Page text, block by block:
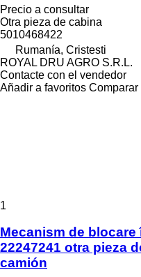
Precio a consultar
Otra pieza de cabina
5010468422
Rumanía, Cristesti
ROYAL DRU AGRO S.R.L.
Contacte con el vendedor
Añadir a favoritos Comparar
1
Mecanism de
22247241 otra pieza
camión